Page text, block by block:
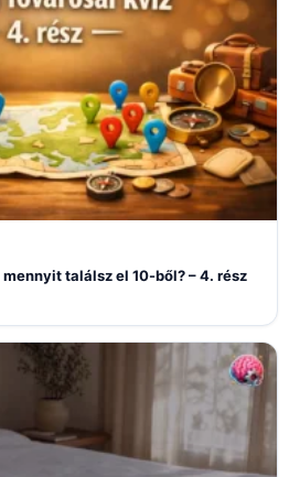
találsz el 10-ből? – 4. rész